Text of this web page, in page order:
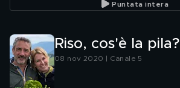
Puntata intera
Riso, cos'è la pila?
08 nov 2020 | Canale 5